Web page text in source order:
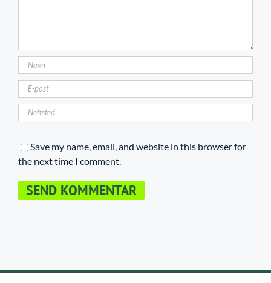
Save my name, email, and website in this browser for
the next time I comment.